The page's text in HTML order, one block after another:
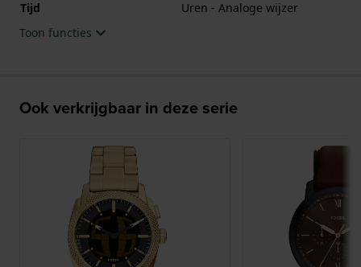
Tijd
Uren - Analoge wijzer
Toon functies
Ook verkrijgbaar in deze serie